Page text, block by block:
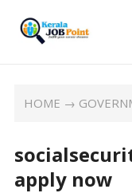
HOME →
apply now